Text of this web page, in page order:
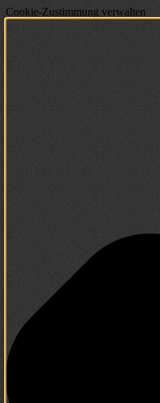
Cookie-Zustimmung verwalten